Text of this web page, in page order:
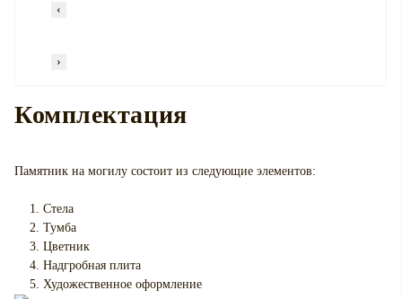
‹
›
Комплектация
Памятник на могилу состоит из следующие элементов:
Стела
Тумба
Цветник
Надгробная плита
Художественное оформление